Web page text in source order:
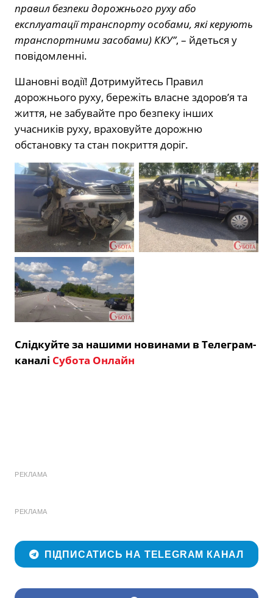
правил безпеки дорожнього руху або
експлуатації транспорту особами, які керують
транспортними засобами) ККУ”, – йдеться у
повідомленні.
Шановні водії! Дотримуйтесь Правил
дорожнього руху, бережіть власне здоров’я та
життя, не забувайте про безпеку інших
учасників руху, враховуйте дорожню
обстановку та стан покриття доріг.
Слідкуйте за нашими новинами в Телеграм-
каналі Субота Онлайн
РЕКЛАМА
РЕКЛАМА
ПІДПИСАТИСЬ НА TELEGRAM КАНАЛ